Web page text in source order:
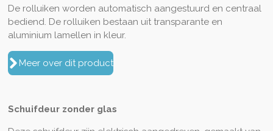
De rolluiken worden automatisch aangestuurd en centraal
bediend. De rolluiken bestaan uit transparante en
aluminium lamellen in kleur.
Meer over dit product
Schuifdeur zonder glas